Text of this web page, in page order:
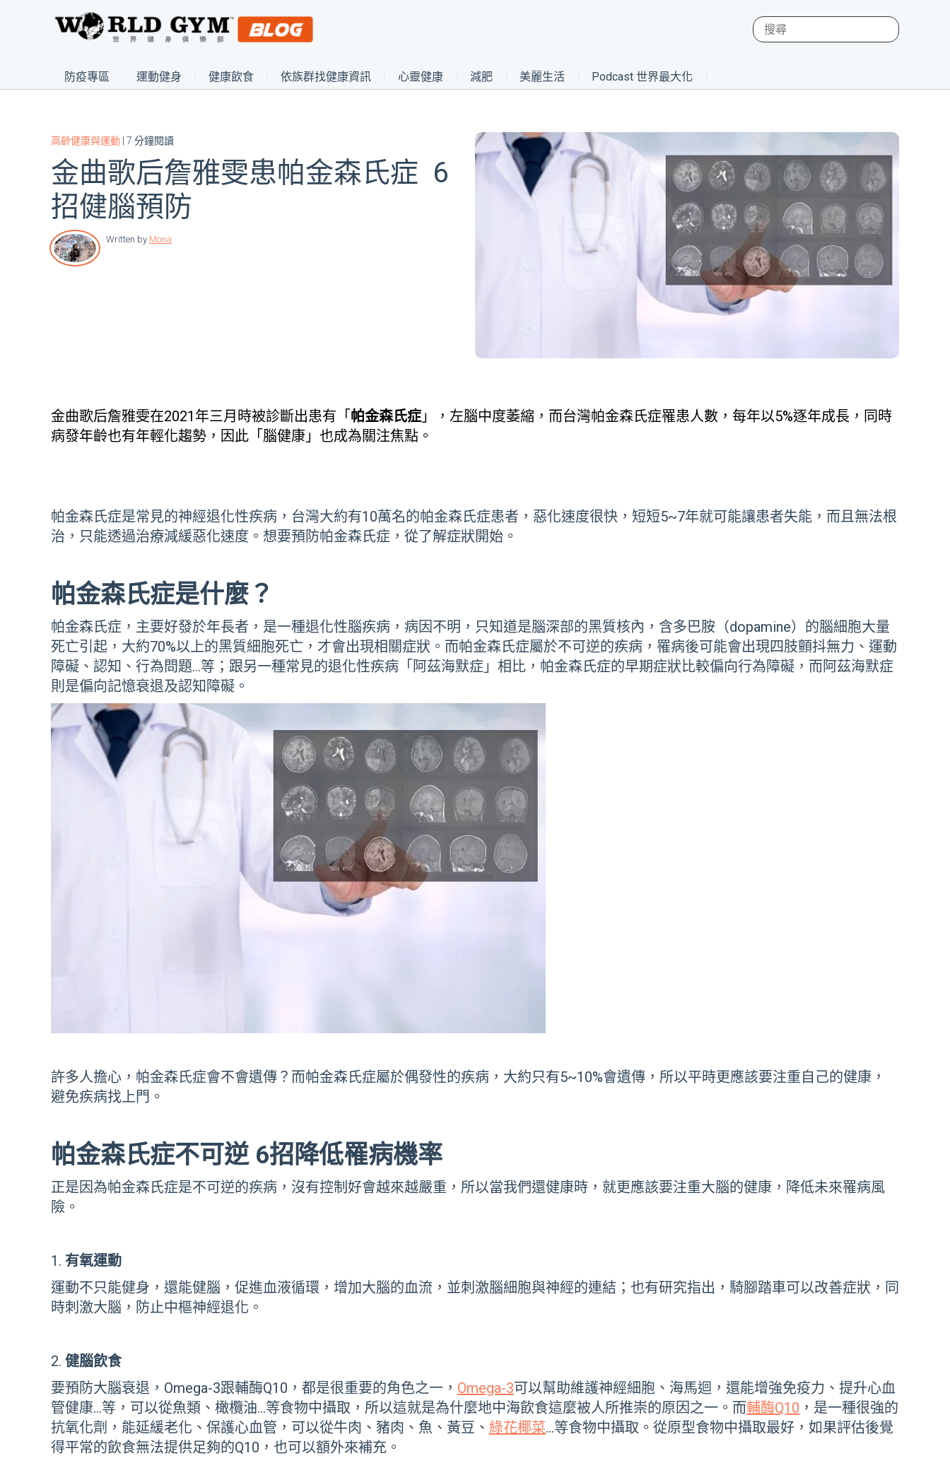
防疫專區 運動健身 健康飲食 依族群找健康資訊 心靈健康 減肥 美麗生活 Podcast 世界最大化
高齡健康與運動 | 7 分鐘閱讀
金曲歌后詹雅雯患帕金森氏症 6
招健腦預防
Written by Mona
金曲歌后詹雅雯在2021年三月時被診斷出患有「 帕金森氏症 」，左腦中度萎縮，而台灣帕金森氏症罹患人數，每年以5%逐年成長，同時
病發年齡也有年輕化趨勢，因此「腦健康」也成為關注焦點。
帕金森氏症是常見的神經退化性疾病，台灣大約有10萬名的帕金森氏症患者，惡化速度很快，短短5~7年就可能讓患者失能，而且無法根
治，只能透過治療減緩惡化速度。想要預防帕金森氏症，從了解症狀開始。
帕金森氏症是什麼？
帕金森氏症，主要好發於年長者，是一種退化性腦疾病，病因不明，只知道是腦深部的黑質核內，含多巴胺（dopamine）的腦細胞大量
死亡引起，大約70%以上的黑質細胞死亡，才會出現相關症狀。而帕金森氏症屬於不可逆的疾病，罹病後可能會出現四肢顫抖無力、運動
障礙、認知、行為問題…等；跟另一種常見的退化性疾病「阿茲海默症」相比，帕金森氏症的早期症狀比較偏向行為障礙，而阿茲海默症
則是偏向記憶衰退及認知障礙。
許多人擔心，帕金森氏症會不會遺傳？而帕金森氏症屬於偶發性的疾病，大約只有5~10%會遺傳，所以平時更應該要注重自己的健康，
避免疾病找上門。
帕金森氏症不可逆 6招降低罹病機率
正是因為帕金森氏症是不可逆的疾病，沒有控制好會越來越嚴重，所以當我們還健康時，就更應該要注重大腦的健康，降低未來罹病風
險。
有氧運動
運動不只能健身，還能健腦，促進血液循環，增加大腦的血流，並刺激腦細胞與神經的連結；也有研究指出，騎腳踏車可以改善症狀，同
時刺激大腦，防止中樞神經退化。
健腦飲食
要預防大腦衰退， Omega-3跟輔酶Q10 ，都是很重要的角色之一， Omega-3可以幫助維護神經細胞、海馬迴，還能增強免疫力、提升心血
管健康…等，可以從魚類、橄欖油…等食物中攝取，所以這就是為什麼地中海飲食這麼被人所推崇的原因之一。而輔酶Q10 ，是一種很強的
抗氧化劑，能延緩老化、保護心血管，可以從牛肉、豬肉、魚、黃豆、 綠花椰菜…等食物中攝取。從原型食物中攝取最好，如果評估後覺
得平常的飲食無法提供足夠的Q10 ，也可以額外來補充。